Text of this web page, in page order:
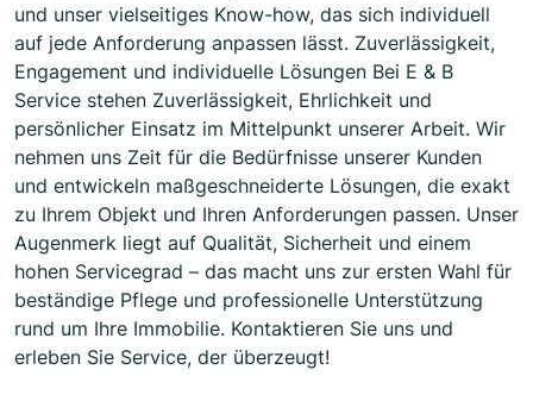
und unser vielseitiges Know-how, das sich individuell
auf jede Anforderung anpassen lässt. Zuverlässigkeit,
Engagement und individuelle Lösungen Bei E & B
Service stehen Zuverlässigkeit, Ehrlichkeit und
persönlicher Einsatz im Mittelpunkt unserer Arbeit. Wir
nehmen uns Zeit für die Bedürfnisse unserer Kunden
und entwickeln maßgeschneiderte Lösungen, die exakt
zu Ihrem Objekt und Ihren Anforderungen passen. Unser
Augenmerk liegt auf Qualität, Sicherheit und einem
hohen Servicegrad – das macht uns zur ersten Wahl für
beständige Pflege und professionelle Unterstützung
rund um Ihre Immobilie. Kontaktieren Sie uns und
erleben Sie Service, der überzeugt!